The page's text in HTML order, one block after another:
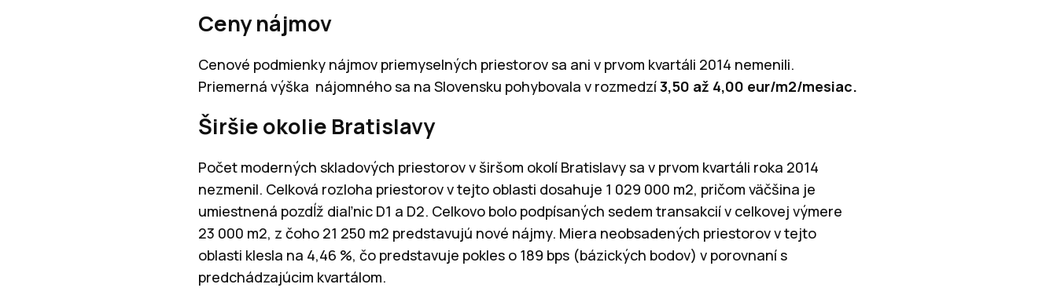
Ceny nájmov
Cenové podmienky nájmov priemyselných priestorov sa ani v prvom kvartáli 2014 nemenili.
Priemerná výška nájomného sa na Slovensku pohybovala v rozmedzí3,50 až 4,00 eur/m2/mesiac.
Širšie okolie Bratislavy
Počet moderných skladových priestorov v širšom okolí Bratislavy sa v prvom kvartáli roka 2014
nezmenil. Celková rozloha priestorov v tejto oblasti dosahuje 1 029 000 m2, pričom väčšina je
umiestnená pozdĺž diaľnic D1 a D2. Celkovo bolo podpísaných sedem transakcií v celkovej výmere
23 000 m2, z čoho 21 250 m2 predstavujú nové nájmy. Miera neobsadených priestorov v tejto
oblasti klesla na 4,46 %, čo predstavuje pokles o 189 bps (bázických bodov) v porovnaní s
predchádzajúcim kvartálom.